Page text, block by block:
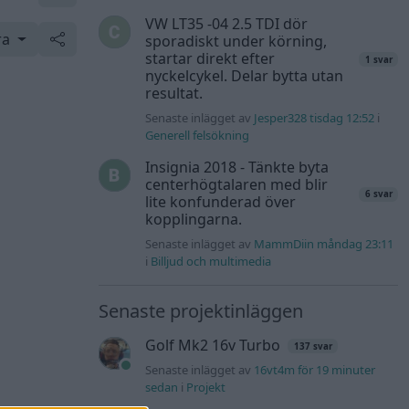
VW LT35 -04 2.5 TDI dör
sporadiskt under körning,
startar direkt efter
nyckelcykel. Delar bytta utan
resultat.
1 svar
Senaste inlägget av Jesper328 tisdag 12:52 i
Generell felsökning
Insignia 2018 - Tänkte byta
centerhögtalaren med blir
lite konfunderad över
kopplingarna.
6 svar
Senaste inlägget av MammDiin måndag 23:11
i Billjud och multimedia
Senaste projektinläggen
Golf Mk2 16v Turbo 137 svar
Senaste inlägget av 16vt4m för 19 minuter
sedan i Projekt